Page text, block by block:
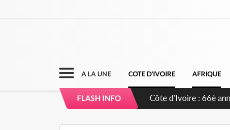
A LA UNE COTE D'IVOIRE AFRIQUE
FLASH INFO
Côte d'Ivoire : À